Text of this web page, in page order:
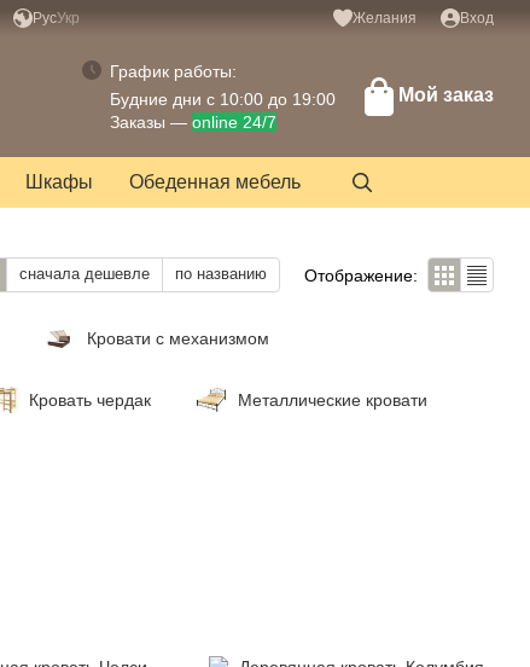
РусУкр Желания Вход
График работы:
Будние дни с 10:00 до 19:00
Заказы — online 24/7
Мой заказ
Шкафы Обеденная мебель
сначала дешевле по названию Отображение:
Кровати с механизмом
Кровать чердак Металлические кровати